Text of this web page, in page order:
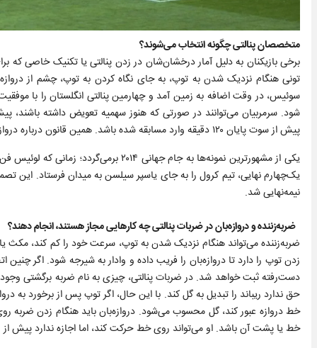
متخصصان پنالتی چگونه انتخاب می‌شوند؟
برخی بازیکنان به دلیل آمار درخشان‌شان در زدن پنالتی یا تکنیک خاصی که
شود. سرمربیان می‌توانند در صورتی که هنوز سهمیه تعویض داشته باشند،
پیش از سوت پایان ۱۲۰ دقیقه وارد مسابقه شده باشد. همین قانون درباره دروازه‌بان‌ها نیز صدق می‌کند.
یکی از مشهورترین نمونه‌ها به جام جهانی
نیمه‌نهایی شد.
ضربه‌زننده و دروازه‌بان در ضربات پنالتی چه کارهایی مجاز هستند، انجام دهند؟
ضربه‌زننده می‌تواند هنگام نزدیک شدن به توپ، سرعت خود را کم کند، مکث
زدن توپ را دارد تا دروازه‌بان را فریب داده و وادار به شیرجه شود. اگر
دست‌رفته ثبت خواهد شد. در ضربات پنالتی، چیزی به نام ضربه برگشتی وجود
حق ندارد ریباند را تبدیل به گل کند. با این حال، اگر توپ پس از برخورد به
خط دروازه عبور کند، گل محسوب می‌شود. دروازه‌بان باید هنگام زدن ضربه
خط یا پشت آن باشد. او می‌تواند روی خط حرکت کند، اما اجازه ندارد پیش از